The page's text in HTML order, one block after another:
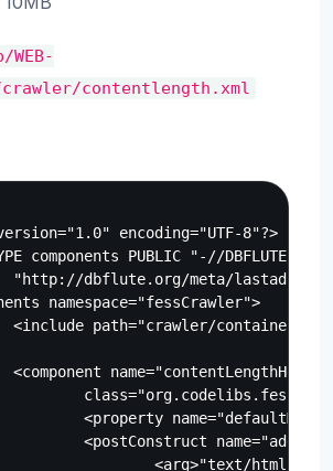
WEB-
contentlength.xml
encoding="UTF-8"?>
components PUBLIC "-//DBFLUTE//
"http://dbflute.org/meta/
namespace="fessCrawler">
<include path="crawler/
<component
<property
<postConstruct
<arg>"text/html"</